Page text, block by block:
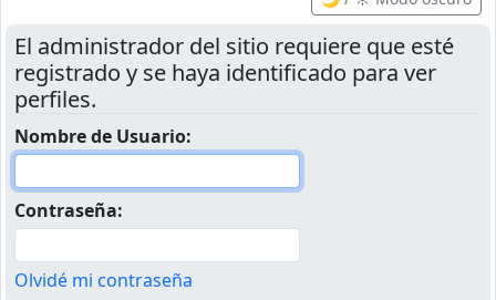
El administrador del sitio requiere que esté
registrado y se haya identificado para ver
perfiles.
Nombre de Usuario:
Contraseña:
Olvidé mi contraseña